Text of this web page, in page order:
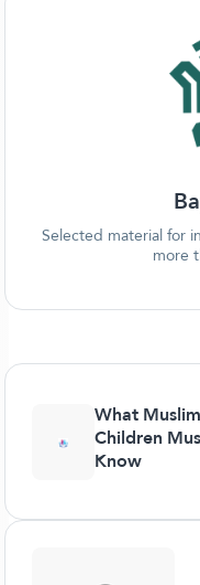
Selected material for
more
What Muslim
Children
Know